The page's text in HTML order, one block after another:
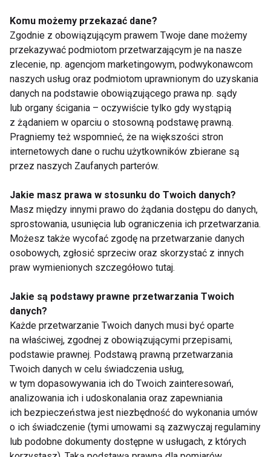
Technologia tworzona przez
naukę i praktykę
To, co wyróżnia ASICS na tle wielu konkurencyjnych
naukowe. Rozwiązania wykorzystywane w
modelach takich jak GEL-KAYANO 33 powstają w
Instytucie Nauk Sportowych ASICS w Kobe, gdzie
analizowane są ruchy biegaczy, biomechanika stopy
oraz wpływ poszczególnych technologii na komfort i
Co istotne, w proces projektowania zaangażowani są
również sportowcy, którzy testują prototypy i
przekazują projektantom praktyczne uwagi. Dzięki
temu kolejne generacje obuwia rozwijają się nie
tylko w oparciu o dane laboratoryjne, ale również
realne doświadczenia osób spędzających setki
godzin na treningach.
W zdrowym ciele zdrowy duch
Komu możemy przekazać dane?
Zgodnie z obowiązującym prawem Twoje dane możemy
przekazywać podmiotom przetwarzającym je na nasze
zlecenie, np. agencjom marketingowym, podwykonawcom
naszych usług oraz podmiotom uprawnionym do uzyskania
danych na podstawie obowiązującego prawa np. sądy
lub organy ścigania – oczywiście tylko gdy wystąpią
z żądaniem w oparciu o stosowną podstawę prawną.
Pragniemy też wspomnieć, że na większości stron
internetowych dane o ruchu użytkowników zbierane są
przez naszych Zaufanych parterów.
Jakie masz prawa w stosunku do Twoich danych?
Masz między innymi prawo do żądania dostępu do danych,
sprostowania, usunięcia lub ograniczenia ich przetwarzania.
Możesz także wycofać zgodę na przetwarzanie danych
osobowych, zgłosić sprzeciw oraz skorzystać z innych
praw wymienionych szczegółowo tutaj.
Jakie są podstawy prawne przetwarzania Twoich
danych?
Każde przetwarzanie Twoich danych musi być oparte
na właściwej, zgodnej z obowiązującymi przepisami,
podstawie prawnej. Podstawą prawną przetwarzania
Twoich danych w celu świadczenia usług,
w tym dopasowywania ich do Twoich zainteresowań,
analizowania ich i udoskonalania oraz zapewniania
ich bezpieczeństwa jest niezbędność do wykonania umów
o ich świadczenie (tymi umowami są zazwyczaj regulaminy
lub podobne dokumenty dostępne w usługach, z których